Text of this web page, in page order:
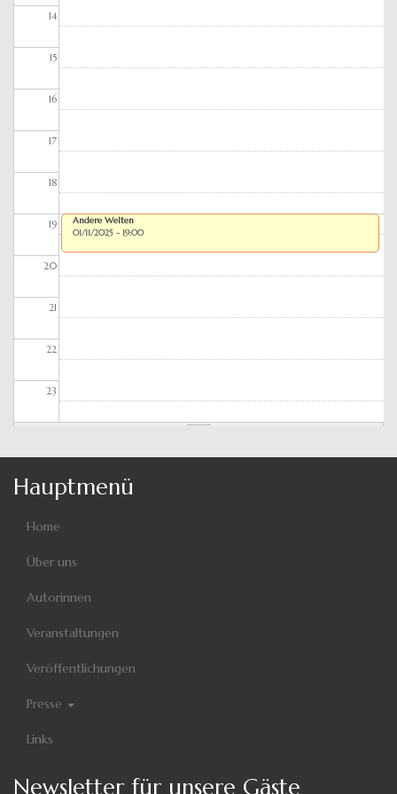
14
15
16
17
18
19
20
21
22
23
Andere Welten
01/11/2025 - 19:00
Hauptmenü
Home
Über uns
Autorinnen
Veranstaltungen
Veröffentlichungen
Presse
Links
Newsletter für unsere Gäste